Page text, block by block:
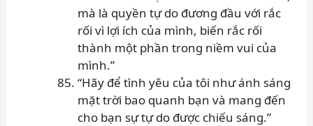
mà là quyền tự do đương đầu với rắc
rối vì lợi ích của mình, biến rắc rối
thành một phần trong niềm vui của
mình.”
“Hãy để tình yêu của tôi như ánh sáng
mặt trời bao quanh bạn và mang đến
cho bạn sự tự do được chiếu sáng.”